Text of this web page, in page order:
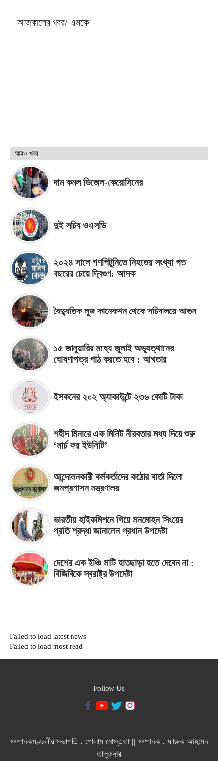
আজকালের খবর/ এমকে
আরও খবর
দাম কমল ডিজেল-কেরোসিনের
দুই সচিব ওএসডি
২০২৪ সালে গণপিটুনিতে নিহতের সংখ্যা গত
বছরের চেয়ে দ্বিগুণ: আসক
বৈদ্যুতিক লুজ কানেকশন থেকে সচিবালয়ে আগুন
১৫ জানুয়ারির মধ্যে জুলাই অভ্যুত্থানের
ঘোষণাপত্র পাঠ করতে হবে : আখতার
ইসকনের ২০২ অ্যাকাউন্টে ২৩৬ কোটি টাকা
শহীদ মিনারে এক মিনিট নীরবতার মধ্য দিয়ে শুরু
‘মার্চ ফর ইউনিটি’
আন্দোলনকারী কর্মকর্তাদের কঠোর বার্তা দিলো
জনপ্রশাসন মন্ত্রণালয়
ভারতীয় হাইকমিশনে গিয়ে মনমোহন সিংয়ের
প্রতি শ্রদ্ধা জানালেন প্রধান উপদেষ্টা
দেশের এক ইঞ্চি মাটি হাতছাড়া হতে দেবেন না :
বিজিবিকে স্বরাষ্ট্র উপদেষ্টা
Failed to load latest news
Failed to load most read
Follow Us
সম্পাদকমণ্ডলীর সভাপতি : গোলাম মোস্তফা || সম্পাদক : ফারুক আহমেদ
তালুকদার